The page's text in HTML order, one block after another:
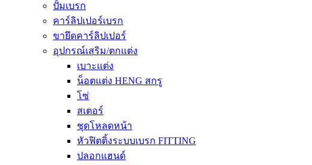
ปั้มเบรก
คาร์ลิปเปอร์เบรก
ขายึดคาร์ลิปเปอร์
อุปกรณ์เสริม/ตกแต่ง
เบาะแต่ง
น็อตแต่ง HENG สกรู
โซ่
สเตอร์
ชุดโหลดหน้า
หัวฟิตติ้งระบบเบรก FITTING
ปลอกแฮนด์